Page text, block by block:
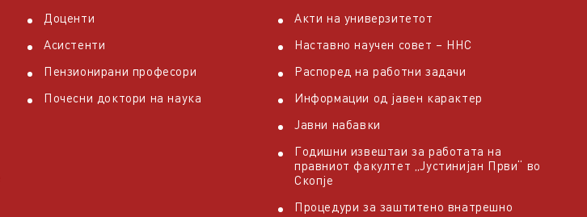
Доценти
Асистенти
Пензионирани професори
Почесни доктори на наука
Акти на универзитетот
Наставно научен совет – ННС
Распоред на работни задачи
Информации од јавен карактер
Јавни набавки
Годишни извештаи за работата на
правниот факултет „Јустинијан Први“ во
Скопје
Процедури за заштитено внатрешно